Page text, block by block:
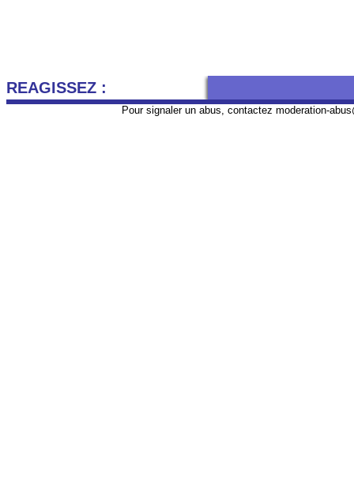
REAGISSEZ :
Pour signaler un abus, contactez moderation-